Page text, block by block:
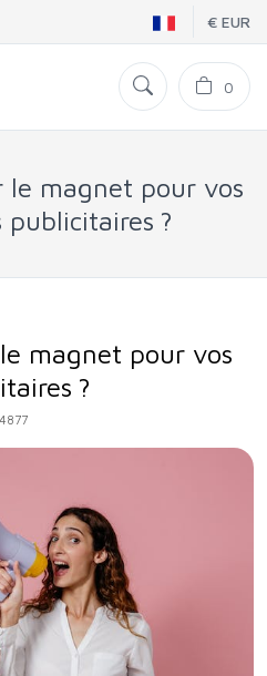
€ EUR
0
le magnet pour vos
publicitaires ?
magnet pour vos
?